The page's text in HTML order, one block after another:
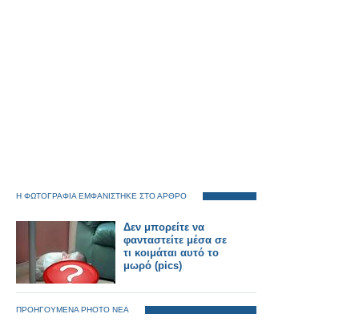
Η ΦΩΤΟΓΡΑΦΙΑ ΕΜΦΑΝΙΣΤΗΚΕ ΣΤΟ ΑΡΘΡΟ
Δεν μπορείτε να
φανταστείτε μέσα σε
τι κοιμάται αυτό το
μωρό (pics)
ΠΡΟΗΓΟΥΜΕΝΑ PHOTO ΝΕΑ